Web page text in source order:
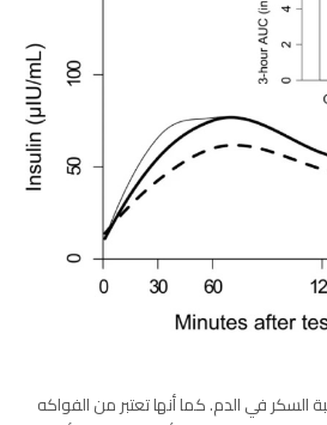
في الدم. كما أنها تعتبر من الفواكه